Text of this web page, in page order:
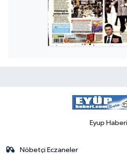
Eyup Haberi
Nöbetçi Eczaneler